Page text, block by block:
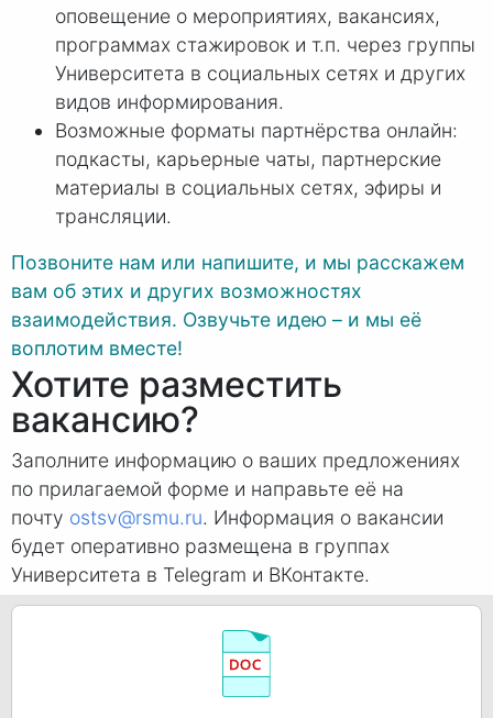
оповещение о мероприятиях, вакансиях,
программах стажировок и т.п. через группы
Университета в социальных сетях и других
видов информирования.
Возможные форматы партнёрства онлайн:
подкасты, карьерные чаты, партнерские
материалы в социальных сетях, эфиры и
трансляции.
Позвоните нам или напишите, и мы расскажем
вам об этих и других возможностях
взаимодействия. Озвучьте идею – и мы её
воплотим вместе!
Хотите разместить
вакансию?
Заполните информацию о ваших предложениях
по прилагаемой форме и направьте её на
почту ostsv@rsmu.ru. Информация о вакансии
будет оперативно размещена в группах
Университета в Telegram и ВКонтакте.